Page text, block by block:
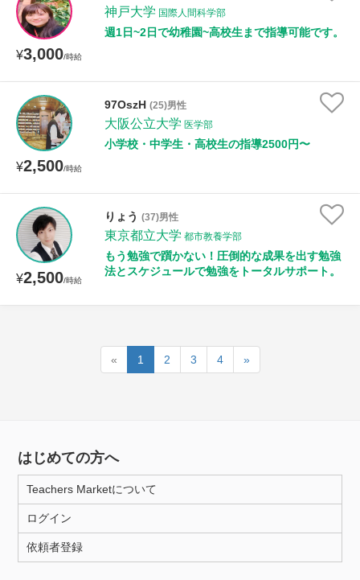
¥3,000/時給
神戸大学 国際人間科学部
週1日~2日で幼稚園~高校生まで指導可能です。
¥2,500/時給
97OszH (25)男性
大阪公立大学 医学部
小学校・中学生・高校生の指導2500円〜
¥2,500/時給
りょう (37)男性
東京都立大学 都市教養学部
もう勉強で躓かない！圧倒的な成果を出す勉強
法とスケジュールで勉強をトータルサポート。
« 1 2 3 4 »
はじめての方へ
Teachers Marketについて
ログイン
依頼者登録